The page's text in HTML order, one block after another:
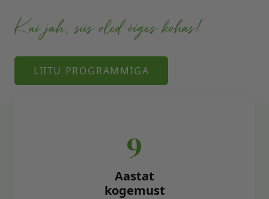
Kui jah, siis oled õiges kohas!
LIITU PROGRAMMIGA
9
Aastat
kogemust